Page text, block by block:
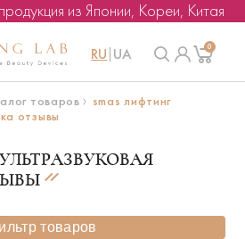
из Японии, Кореи, Китая
RU UA 0
товаров
smas лифтинг
отзывы
товаров